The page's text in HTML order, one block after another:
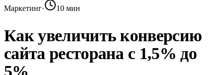
Маркетинг· 10 мин
Как увеличить конверсию
сайта ресторана с 1,5% до